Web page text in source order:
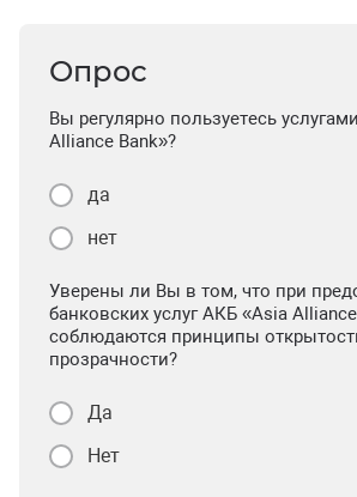
Опрос
Вы регулярно пользуетесь
Alliance Bank»?
да
нет
Уверены ли Вы в том, что при
банковских услуг АКБ «Asia
соблюдаются принципы
прозрачности?
Да
Нет